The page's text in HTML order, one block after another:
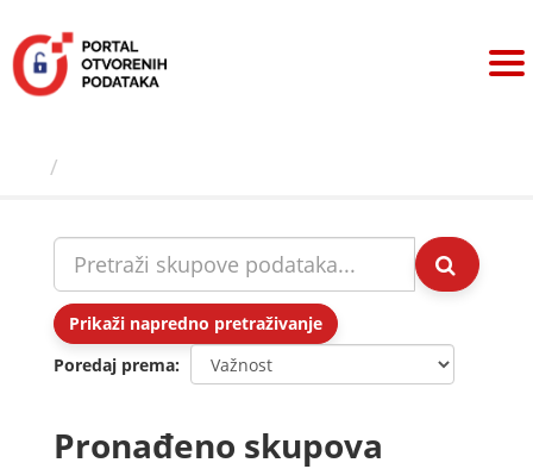
sadržaj
Prikaži napredno pretraživanje
Poredaj prema
Pronađeno skupova